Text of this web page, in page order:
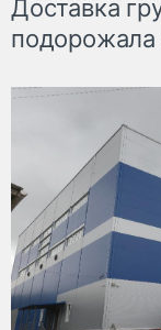
Доставка
подорожала